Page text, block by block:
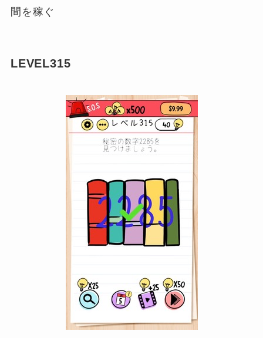
間を稼ぐ
LEVEL315